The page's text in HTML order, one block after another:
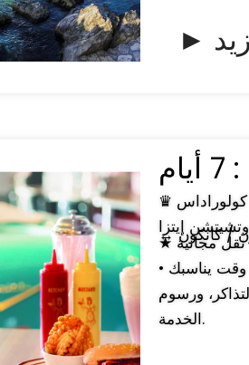
♛ جولة من كانكون: ثمانية منتزهات ترفيهية أو جزيرة موخيريس وبحيرة لاس كولوراداس
إيتزا/ كانكون ★ أبرز الميزات: • مغادرة يومية مضمونة (راكبان على الأقل لكل مجموعة) • خدمة نقل مجانية
يناسبك •
ورسوم
الخدمة.